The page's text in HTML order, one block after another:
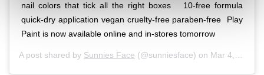
con altre informazioni che ha fornito loro o che hanno
raccolto dal suo utilizzo dei loro servizi.
nail colors that tick all the right boxes ⁣ ⁣ 10-free formula⁣
quick-dry application⁣ vegan⁣ cruelty-free⁣ paraben-free⁣ ⁣ Play
Paint is now available online and in-stores tomorrow
A post shared by Sunnies Face (@sunniesface) on Mar 4, 2020 at 7:59pm PST